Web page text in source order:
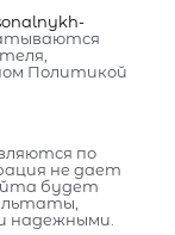
Политикой
по
не дает
будет
надежными.